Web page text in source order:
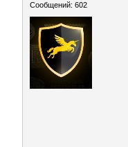
Сообщений: 602